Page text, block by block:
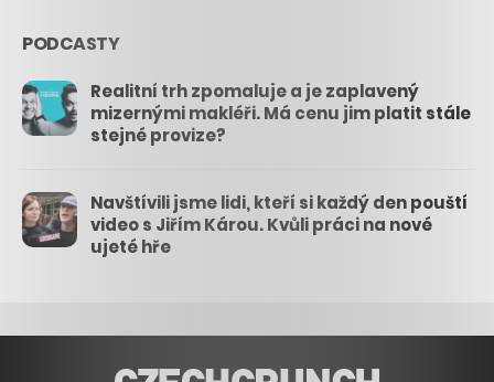
PODCASTY
Realitní trh zpomaluje a je zaplavený
mizernými makléři. Má cenu jim platit stále
stejné provize?
Navštívili jsme lidi, kteří si každý den pouští
video s Jiřím Károu. Kvůli práci na nové
ujeté hře